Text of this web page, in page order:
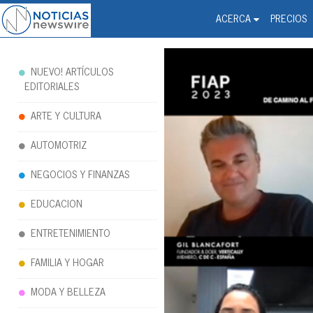
ACERCA PRECIOS
Noticias Newswire -
NUEVO! ARTÍCULOS
EDITORIALES
ARTE Y CULTURA
AUTOMOTRIZ
NEGOCIOS Y FINANZAS
EDUCACION
ENTRETENIMIENTO
FAMILIA Y HOGAR
MODA Y BELLEZA